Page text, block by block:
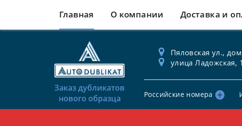
Главная О компании Доставка и
Заказ дубликатов
нового образца
Пяловская ул.,
улица Ладожская,
Российские номера